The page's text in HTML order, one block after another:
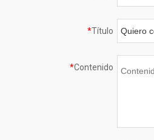
*Título
*Contenido